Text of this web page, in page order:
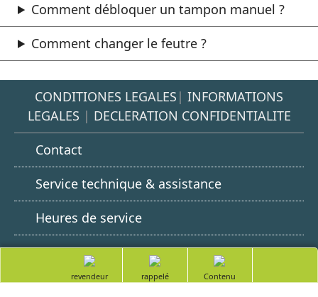
Comment débloquer un tampon manuel ?
Comment changer le feutre ?
CONDITIONES LEGALES | INFORMATIONS
LEGALES | DECLERATION CONFIDENTIALITE
Contact
Service technique & assistance
Heures de service
Google
Play
Youtube LinkedIn
Trouver un
Demander à
Table des